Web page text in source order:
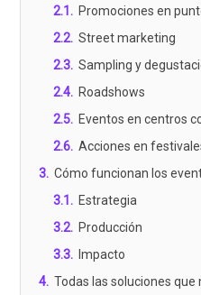
2.1 . Promociones en
2.2. Street marketing
2.3. Sampling y
2.4. Roadshows
2.5. Eventos en centros
2.6. Acciones en
3. Cómo funcionan los
3.1 . Estrategia
3.2. Producción
3.3. Impacto
4. Todas las soluciones